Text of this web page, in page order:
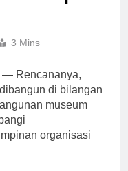
3 Mins
— Rencananya,
di bilangan
museum
organisasi